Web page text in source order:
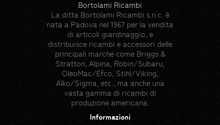
Bortolami Ricambi
La ditta Bortolami Ricambi s.n.c. è
nata a Padova nel 1967 per la vendita
di articoli giardinaggio, e
distribuisce ricambi e accessori delle
principali marche come Briggs &
Stratton, Alpina, Robin/Subaru,
OleoMac/Efco, Stihl/Viking,
Alko/Sigma, etc., ma anche una
vasta gamma di ricambi di
produzione americana.
Informazioni